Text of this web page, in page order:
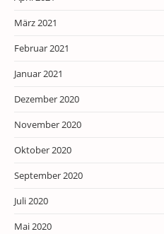
März 2021
Februar 2021
Januar 2021
Dezember 2020
November 2020
Oktober 2020
September 2020
Juli 2020
Mai 2020